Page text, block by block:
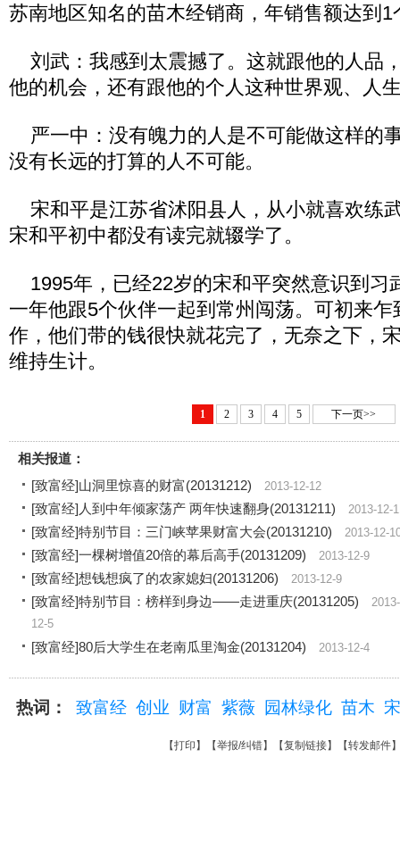
苏南地区知名的苗木经销商，年销售额达到1
刘武：我感到太震撼了。这就跟他的人品
他的机会，还有跟他的个人这种世界观、人
严一中：没有魄力的人是不可能做这样的
没有长远的打算的人不可能。
宋和平是江苏省沭阳县人，从小就喜欢练
宋和平初中都没有读完就辍学了。
1995年，已经22岁的宋和平突然意识到习
一年他跟5个伙伴一起到常州闯荡。可初来
作，他们带的钱很快就花完了，无奈之下，
维持生计。
1 2 3 4 5 下一页>>
相关报道：
[致富经]山洞里惊喜的财富(20131212)
2013-12-12
[致富经]人到中年倾家荡产 两年快速翻身(20131211) 2013-12-
[致富经]特别节目：三门峡苹果财富大会(20131210) 2013-12-
[致富经]一棵树增值20倍的幕后高手(20131209) 2013-12-9
[致富经]想钱想疯了的农家媳妇(20131206) 2013-12-9
[致富经]特别节目：榜样到身边——走进重庆(20131205) 2013-
12-5
[致富经]80后大学生在老南瓜里淘金(20131204)
2013-12-4
热词： 致富经 创业 财富 紫薇 园林绿化 苗木
【打印 】【举报/纠错】【复制链接】【转发邮件